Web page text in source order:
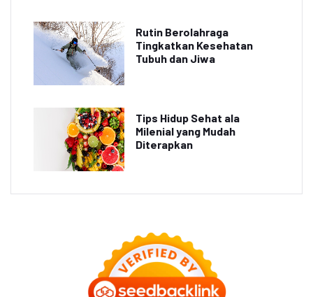
Rutin Berolahraga
Tingkatkan Kesehatan
Tubuh dan Jiwa
Tips Hidup Sehat ala
Milenial yang Mudah
Diterapkan